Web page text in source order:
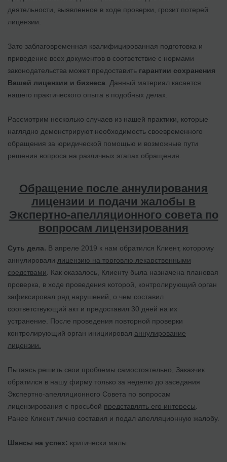
деятельности, выявленное в ходе проверки, грозит потерей
лицензии.
Зато заблаговременная квалифицированная подготовка и
приведение всех документов в соответствие с нормами
законодательства может предоставить гарантии сохранения
Вашей лицензии и бизнеса . Данный материал касается
нашего практического опыта в подобных делах.
Рассмотрим несколько случаев из нашей практики, которые
наглядно демонстрируют необходимость своевременного
обращения за юридической помощью и возможные пути
решения вопроса на различных этапах обращения.
Обращение после аннулирования
лицензии и подачи жалобы в
Экспертно-апелляционного совета по
вопросам лицензирования
Суть дела. В апреле 2019 к нам обратился Клиент, которому
аннулировали лицензию на торговлю лекарственными
средствами . Как оказалось, Клиенту была назначена плановая
проверка, в ходе проведения которой, контролирующий орган
зафиксировал ряд нарушений, о чем составил
соответствующий акт и предоставил 30 дней на их
устранение. После проведения повторной проверки
контролирующий орган инициировал аннулирование
лицензии.
Пытаясь решить свои проблемы самостоятельно, Заказчик
обратился в нашу фирму только за неделю до заседания
Экспертно-апелляционного Совета по вопросам
лицензирования с просьбой представлять его интересы
Ранее Клиент лично составил и подал апелляционную жалобу.
Шансы на успех: критически малы.